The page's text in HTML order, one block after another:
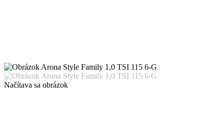
Načítava sa obrázok